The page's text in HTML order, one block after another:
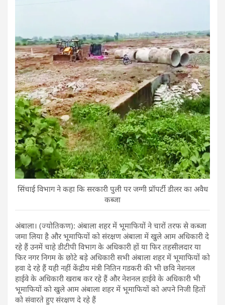
सिंचाई विभाग ने कहा कि सरकारी पुली पर जग्गी प्रॉपर्टी डीलर का अवैध
कब्जा
अंबाला। (ज्योतिकण): अंबाला शहर में भूमाफियों ने चारों तरफ से कब्जा
जमा लिया है और भूमाफियों को संरक्षण अंबाला में खुले आम अधिकारी दे
रहे हैं उनमें चाहे डीटीपी विभाग के अधिकारी हों या फिर तहसीलदार या
फिर नगर निगम के छोटे बड़े अधिकारी सभी अंबाला शहर में भूमाफियों को
हवा दे रहे हैं यही नहीं केंद्रीय मंत्री नितिन गडकरी की भी छवि नेशनल
हाईवे के अधिकारी खराब कर रहे हैं और नेशनल हाईवे के अधिकारी भी
भूमाफियों को खुले आम अंबाला शहर में भूमाफियों को अपने निजी हितों
को संवारते हुए संरक्षण दे रहे हैं